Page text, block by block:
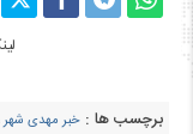
برچسب ها : خبر مهدی شهر